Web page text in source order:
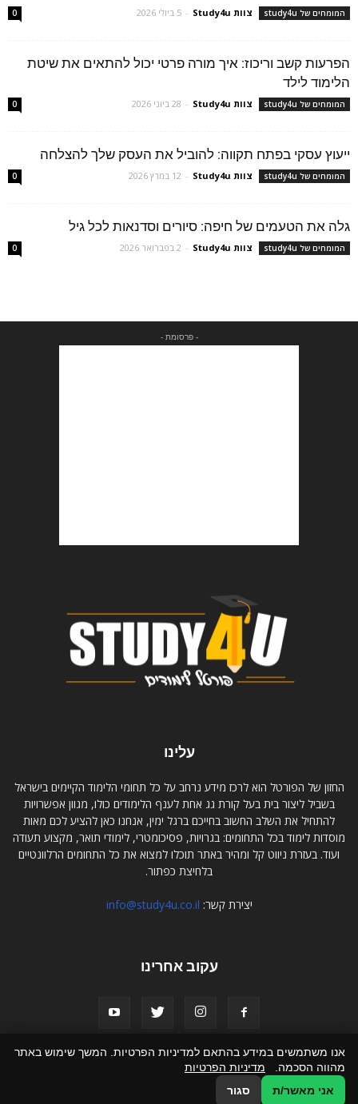
המומחים של study4u צוות Study4u - 5 ביולי 2026 0
הפרעות קשב וריכוז: איך מורה פרטי יכול להתאים את שיטת
הלימוד לילד
המומחים של study4u צוות Study4u - 28 ביוני 2026 0
ייעוץ עסקי בפתח תקווה: להוביל את העסק שלך להצלחה
המומחים של study4u צוות Study4u - 12 במרץ 2026 0
גלה את הטעמים של חיפה: סיורים וסדנאות לכל גיל
המומחים של study4u צוות Study4u - 2 בפברואר 2026 0
- פרסומת -
עלינו
החזון של הפורטל הוא לרכז מידע נרחב על כל תחומי הלימוד הקיימים בישראל
בשביל ליצור בית בעל קורת גג אחת לענף הלימודים כולו, מגוון אפשרויות
להתחיל את השלב החשוב בחייכם ברגל ימין, אנחנו כאן להציע לכם מאות
מוסדות לימוד בכל התחומים: בגרויות, פסיכומטרי, לימודי תואר, מקצוע תעודה
ועוד. בעזרת ניווט קל ומהיר באתר תוכלו למצוא את כל התחומים הרלוונטיים
בלחיצת כפתור.
יצירת קשר: info@study4u.co.il
עקוב אחרינו
אודות study4u פרסמו אצלנו תקנון האתר
© כל הזכויות שמורות לסטאדי פור יו
אנו משתמשים במידע בהתאם למדיניות הפרטיות. המשך שימוש באתר
מהווה הסכמה. מדיניות הפרטיות
אני מאשר/ת
סגור